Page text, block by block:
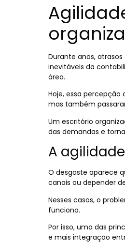
Durante anos,
inevitáveis da
área.
Hoje, essa
mas também
Um escritório
das demandas e
A
O desgaste aparece
canais ou depender
Nesses casos, o
funciona.
Por isso, uma das
e mais integração